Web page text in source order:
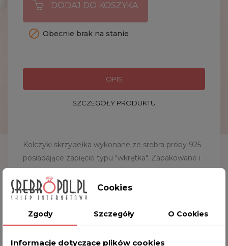
DODAJ DO KOSZYKA
 Obecnie brak na stanie
OPIS
SZCZEGÓŁY PRODUKTU
Kolczyki skrzydełka wykonane ze srebra próby 925
posiadające zapięcie typu "wkrętka". Zapakowane i
wysyłane w ozdobnej torebeczce, dzięki czemu
stanowią idealny prezent.
Waga: ~1.2 g
Wymiary kolczyków: 0.9 x 0.4 cm (dł. x szer.)
Cookies
Zgody Szczegóły O Cookies
Informacje dotyczące plików cookies